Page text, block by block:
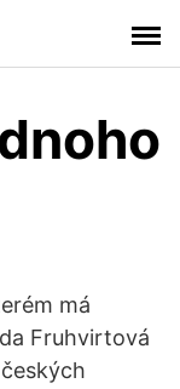
má
Fruhvirtová